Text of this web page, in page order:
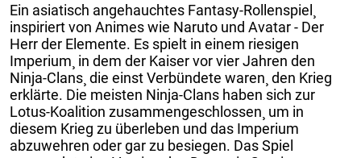
Ein asiatisch angehauchtes Fantasy-Rollenspiel¸
inspiriert von Animes wie Naruto und Avatar - Der
Herr der Elemente. Es spielt in einem riesigen
Imperium¸ in dem der Kaiser vor vier Jahren den
Ninja-Clans¸ die einst Verbündete waren¸ den Krieg
erklärte. Die meisten Ninja-Clans haben sich zur
Lotus-Koalition zusammengeschlossen¸ um in
diesem Krieg zu überleben und das Imperium
abzuwehren oder gar zu besiegen. Das Spiel